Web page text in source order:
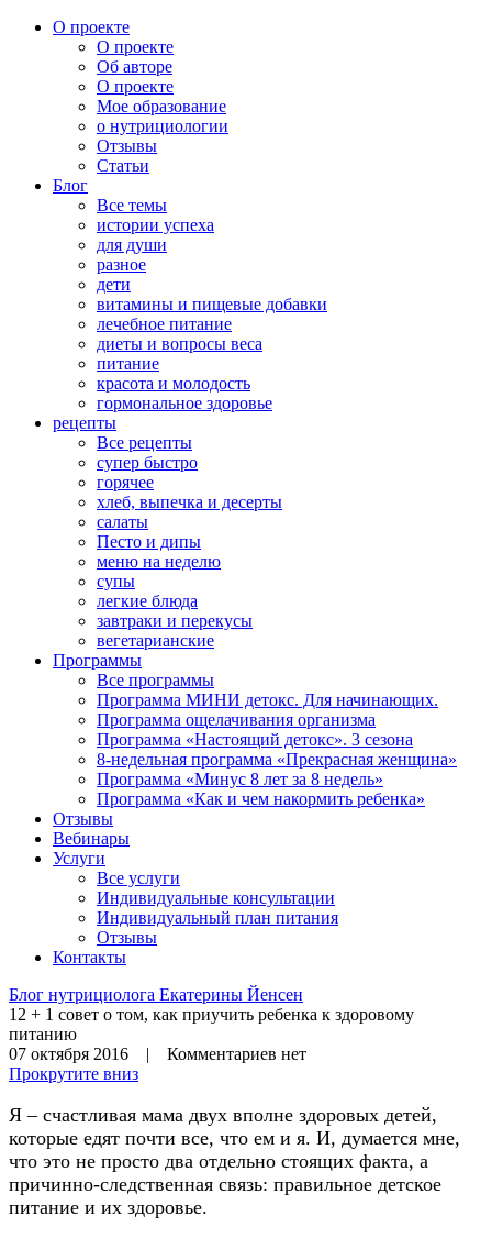
О проекте
О проекте
Об авторе
О проекте
Мое образование
о нутрициологии
Отзывы
Статьи
Блог
Все темы
истории успеха
для души
разное
дети
витамины и пищевые добавки
лечебное питание
диеты и вопросы веса
питание
красота и молодость
гормональное здоровье
рецепты
Все рецепты
супер быстро
горячее
хлеб, выпечка и десерты
салаты
Песто и дипы
меню на неделю
супы
легкие блюда
завтраки и перекусы
вегетарианские
Программы
Все программы
Программа МИНИ детокс. Для начинающих.
Программа ощелачивания организма
Программа «Настоящий детокс». 3 сезона
8-недельная программа «Прекрасная женщина»
Программа «Минус 8 лет за 8 недель»
Программа «Как и чем накормить ребенка»
Отзывы
Вебинары
Услуги
Все услуги
Индивидуальные консультации
Индивидуальный план питания
Отзывы
Контакты
Блог нутрициолога Екатерины Йенсен
12 + 1 совет о том, как приучить ребенка к здоровому
питанию
07 октября 2016 | Комментариев нет
Прокрутите вниз
Я – счастливая мама двух вполне здоровых детей,
которые едят почти все, что ем и я. И, думается мне,
что это не просто два отдельно стоящих факта, а
причинно-следственная связь: правильное детское
питание и их здоровье.